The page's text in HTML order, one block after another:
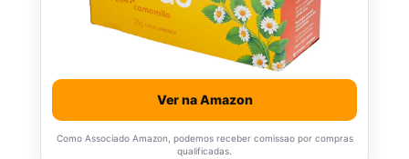
Ver na Amazon
Como Associado Amazon, podemos receber comissao por compras
qualificadas.